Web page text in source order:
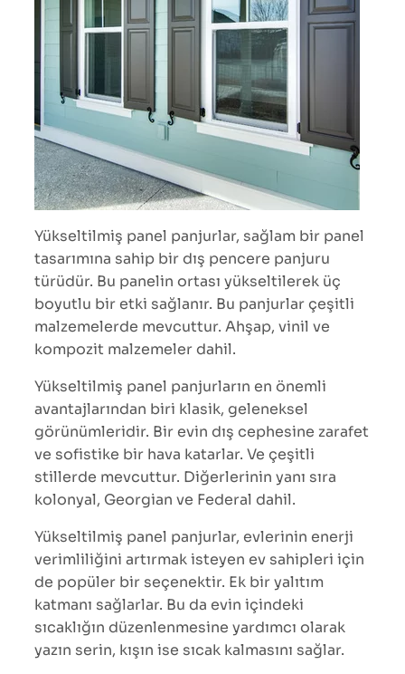
Yükseltilmiş panel panjurlar, sağlam bir panel
tasarımına sahip bir dış pencere panjuru
türüdür. Bu panelin ortası yükseltilerek üç
boyutlu bir etki sağlanır. Bu panjurlar çeşitli
malzemelerde mevcuttur. Ahşap, vinil ve
kompozit malzemeler dahil.
Yükseltilmiş panel panjurların en önemli
avantajlarından biri klasik, geleneksel
görünümleridir. Bir evin dış cephesine zarafet
ve sofistike bir hava katarlar. Ve çeşitli
stillerde mevcuttur. Diğerlerinin yanı sıra
kolonyal, Georgian ve Federal dahil.
Yükseltilmiş panel panjurlar, evlerinin enerji
verimliliğini artırmak isteyen ev sahipleri için
de popüler bir seçenektir. Ek bir yalıtım
katmanı sağlarlar. Bu da evin içindeki
sıcaklığın düzenlenmesine yardımcı olarak
yazın serin, kışın ise sıcak kalmasını sağlar.